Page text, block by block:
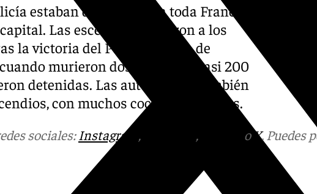
estaban de servicio en toda Francia,
Las escenas recordaron a los
la victoria del PSG en la Liga de
cuando murieron dos personas, casi 200
detenidas. Las autoridades también
con muchos coches quemados.
sociales:Instagram , , oX. Puedes